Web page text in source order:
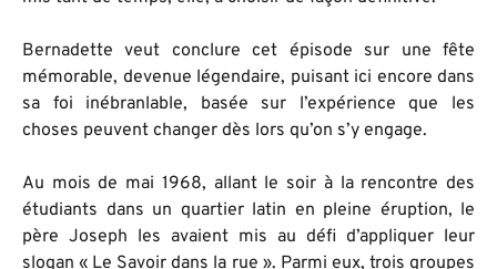
Bernadette veut conclure cet épisode sur une fête
mémorable, devenue légendaire, puisant ici encore dans
sa foi inébranlable, basée sur l’expérience que les
choses peuvent changer dès lors qu’on s’y engage.
Au mois de mai 1968, allant le soir à la rencontre des
étudiants dans un quartier latin en pleine éruption, le
père Joseph les avaient mis au défi d’appliquer leur
slogan « Le Savoir dans la rue ». Parmi eux, trois groupes